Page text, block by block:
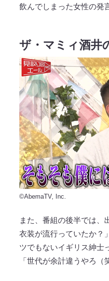
飲んでしまった女性の
ザ・マミィ酒井
©AbemaTV, Inc.
また、番組の後半では、
衣装が流行っていたか？
ツでもないイギリス紳士
「世代が余計違うやろ（